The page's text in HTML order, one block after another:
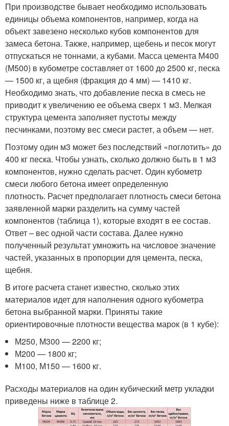
При производстве бывает необходимо использовать
единицы объема компонентов, например, когда на
объект завезено несколько кубов компонентов для
замеса бетона. Также, например, щебень и песок могут
отпускаться не тоннами, а кубами. Масса цемента М400
(М500) в кубометре составляет от 1600 до 2500 кг, песка
— 1500 кг, а щебня (фракция до 4 мм) — 1410 кг.
Необходимо знать, что добавление песка в смесь не
приводит к увеличению ее объема сверх 1 м3. Мелкая
структура цемента заполняет пустоты между
песчинками, поэтому вес смеси растет, а объем — нет.
Поэтому один м3 может без последствий «поглотить» до
400 кг песка. Чтобы узнать, сколько должно быть в 1 м3
компонентов, нужно сделать расчет. Один кубометр
смеси любого бетона имеет определенную
плотность. Расчет предполагает плотность смеси бетона
заявленной марки разделить на сумму частей
компонентов (таблица 1), которые входят в ее состав.
Ответ – вес одной части состава. Далее нужно
полученный результат умножить на числовое значение
частей, указанных в пропорции для цемента, песка,
щебня.
В итоге расчета станет известно, сколько этих
материалов идет для наполнения одного кубометра
бетона выбранной марки. Приняты такие
ориентировочные плотности вещества марок (в 1 кубе):
М250, М300 — 2200 кг;
М200 — 1800 кг;
М100, М150 — 1600 кг.
Расходы материалов на один кубический метр укладки
приведены ниже в таблице 2.